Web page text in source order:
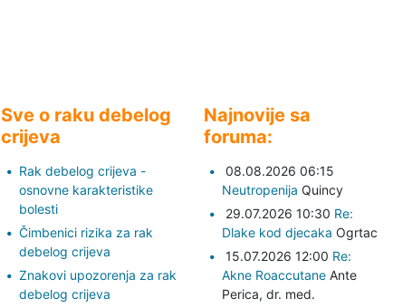
Sve o raku debelog
crijeva
Rak debelog crijeva -
osnovne karakteristike
bolesti
Čimbenici rizika za rak
debelog crijeva
Znakovi upozorenja za rak
debelog crijeva
Najnovije sa
foruma:
08.08.2026 06:15
Neutropenija Quincy
29.07.2026 10:30 Re:
Dlake kod djecaka Ogrtac
15.07.2026 12:00 Re:
Akne Roaccutane Ante
Perica, dr. med.